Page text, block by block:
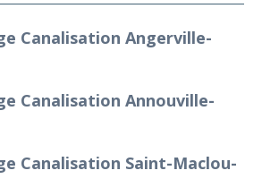
Canalisation Angerville-
Canalisation Annouville-
Canalisation Saint-Maclou-